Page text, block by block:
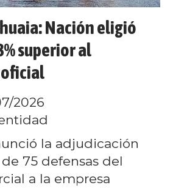
Nación eligió
superior al
2026
la adjudicación
75 defensas del
a la empresa